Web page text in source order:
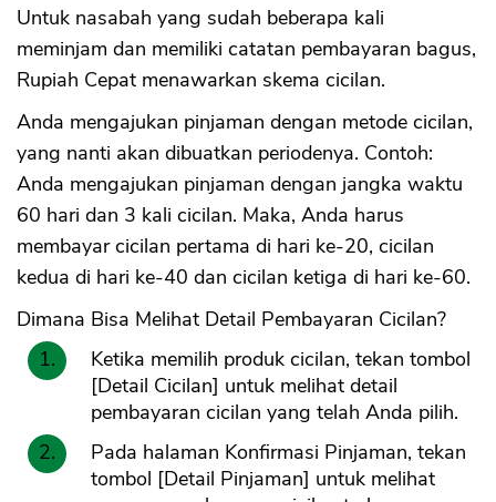
Untuk nasabah yang sudah beberapa kali
meminjam dan memiliki catatan pembayaran bagus,
Rupiah Cepat menawarkan skema cicilan.
Anda mengajukan pinjaman dengan metode cicilan,
yang nanti akan dibuatkan periodenya. Contoh:
Anda mengajukan pinjaman dengan jangka waktu
60 hari dan 3 kali cicilan. Maka, Anda harus
membayar cicilan pertama di hari ke-20, cicilan
kedua di hari ke-40 dan cicilan ketiga di hari ke-60.
Dimana Bisa Melihat Detail Pembayaran Cicilan?
Ketika memilih produk cicilan, tekan tombol
[Detail Cicilan] untuk melihat detail
pembayaran cicilan yang telah Anda pilih.
Pada halaman Konfirmasi Pinjaman, tekan
tombol [Detail Pinjaman] untuk melihat